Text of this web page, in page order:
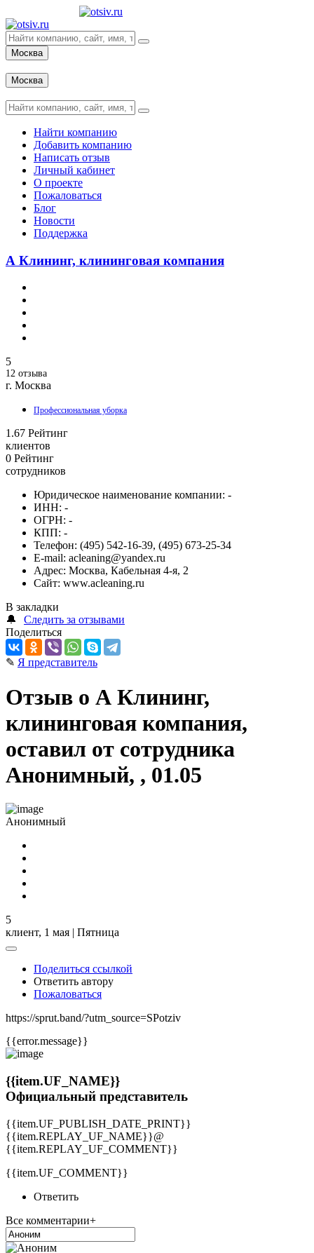
Москва
Москва
Найти компанию
Добавить компанию
Написать отзыв
Личный кабинет
О проекте
Пожаловаться
Блог
Новости
Поддержка
А Клининг, клининговая компания
5
12 отзыва
г. Москва
Профессиональная уборка
1.67 Рейтинг
клиентов
0 Рейтинг
сотрудников
Юридическое наименование компании: -
ИНН: -
ОГРН: -
КПП: -
Телефон: (495) 542-16-39, (495) 673-25-34
E-mail: acleaning@yandex.ru
Адрес: Москва, Кабельная 4-я, 2
Сайт: www.acleaning.ru
В закладки
🔔
Следить за отзывами
Поделиться
✎ Я представитель
Отзыв о А Клининг,
клининговая компания,
оставил от сотрудника
Анонимный, , 01.05
Анонимный
5
клиент, 1 мая | Пятница
Поделиться ссылкой
Ответить автору
Пожаловаться
https://sprut.band/?utm_source=SPotziv
{{error.message}}
{{item.UF_NAME}}
Официальный представитель
{{item.UF_PUBLISH_DATE_PRINT}}
{{item.REPLAY_UF_NAME}}@
{{item.REPLAY_UF_COMMENT}}
{{item.UF_COMMENT}}
Ответить
Все комментарии+